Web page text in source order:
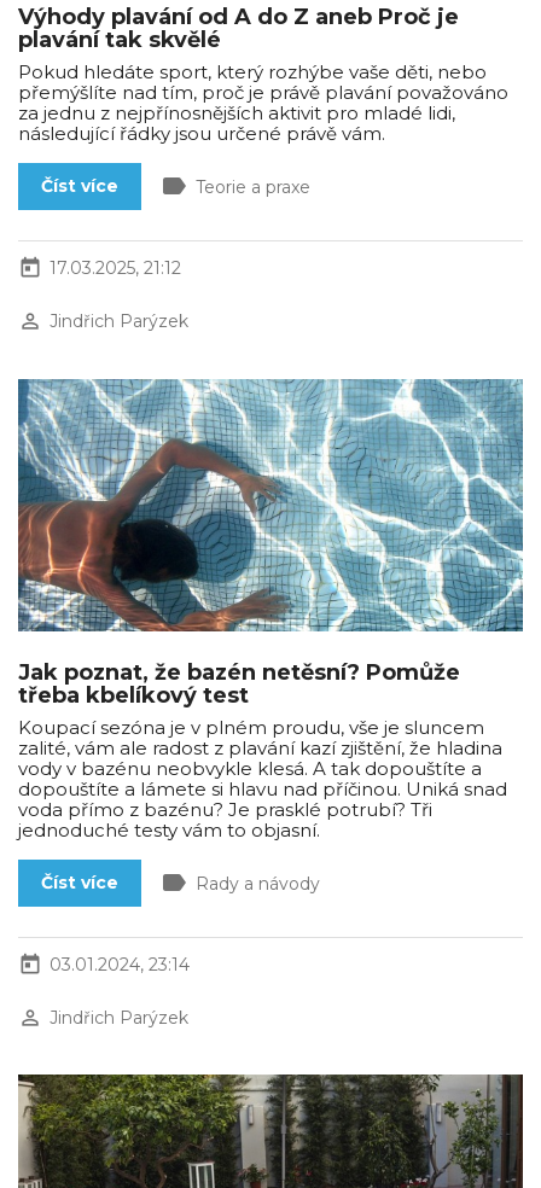
Výhody plavání od A do Z aneb Proč je
plavání tak skvělé
Pokud hledáte sport, který rozhýbe vaše děti, nebo
přemýšlíte nad tím, proč je právě plavání považováno
za jednu z nejpřínosnějších aktivit pro mladé lidi,
následující řádky jsou určené právě vám.
Číst více label Teorie a praxe
today 17.03.2025, 21:12
perm_identity Jindřich Parýzek
Jak poznat, že bazén netěsní? Pomůže
třeba kbelíkový test
Koupací sezóna je v plném proudu, vše je sluncem
zalité, vám ale radost z plavání kazí zjištění, že hladina
vody v bazénu neobvykle klesá. A tak dopouštíte a
dopouštíte a lámete si hlavu nad příčinou. Uniká snad
voda přímo z bazénu? Je prasklé potrubí? Tři
jednoduché testy vám to objasní.
Číst více label Rady a návody
today 03.01.2024, 23:14
perm_identity Jindřich Parýzek